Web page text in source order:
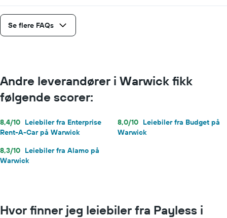
Se flere FAQs
Andre leverandører i Warwick fikk
følgende scorer:
8,4/10 Leiebiler fra Enterprise
Rent-A-Car på Warwick
8,0/10 Leiebiler fra Budget på
Warwick
8,3/10 Leiebiler fra Alamo på
Warwick
Hvor finner jeg leiebiler fra Payless i